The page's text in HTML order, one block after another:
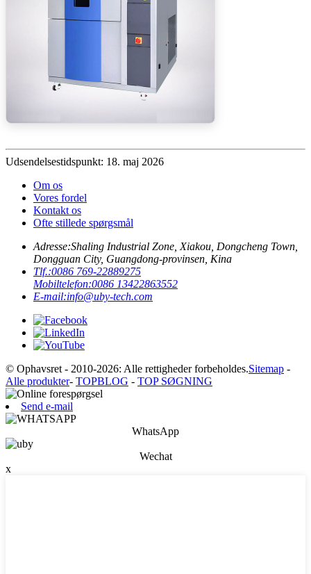
Udsendelsestidspunkt: 18. maj 2026
Om os
Vores fordel
Kontakt os
Ofte stillede spørgsmål
Adresse:Shaling Industrial Zone, Xiakou, Dongcheng Town,
Dongguan City, Guangdong-provinsen, Kina
Tlf.:0086 769-22889275
Mobiltelefon:0086 13422863552
E-mail:info@uby-tech.com
© Ophavsret - 2010-2026: Alle rettigheder forbeholdes.Sitemap -
Alle produkter- TOPBLOG - TOP SØGNING
Send e-mail
WhatsApp
Wechat
x